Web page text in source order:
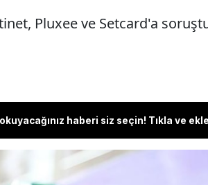
Pluxee ve Setcard'a
haberi siz seçin! Tıkla ve ekle